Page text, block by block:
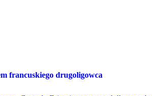
francuskiego drugoligowca